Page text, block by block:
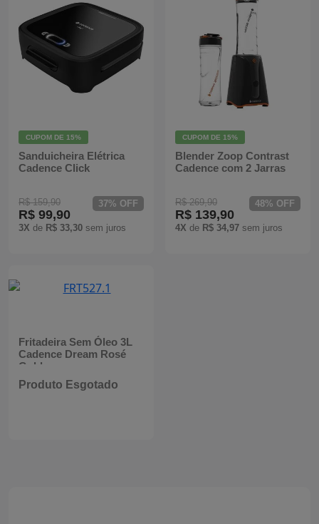
CUPOM DE 15%
Sanduicheira Elétrica
Cadence Click
R$ 159,90
R$ 99,90
3X de R$ 33,30 sem juros
37% OFF
CUPOM DE 15%
Blender Zoop Contrast
Cadence com 2 Jarras
R$ 269,90
R$ 139,90
4X de R$ 34,97 sem juros
48% OFF
Fritadeira Sem Óleo 3L
Cadence Dream Rosé
Gold
Produto Esgotado
Processadores
Panelas Elétricas
Máquina de Waffle